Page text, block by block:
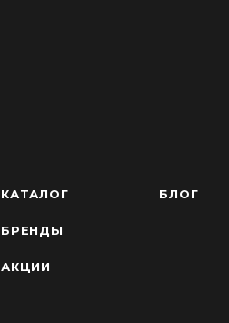
КАТАЛОГ
БРЕНДЫ
АКЦИИ
БЛОГ